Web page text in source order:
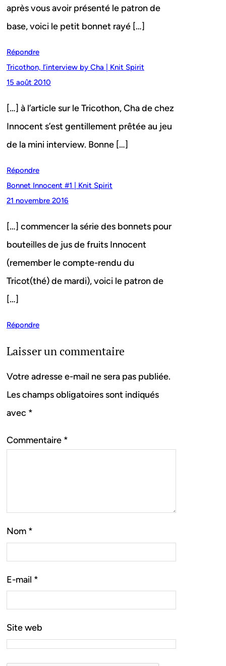
après vous avoir présenté le patron de
base, voici le petit bonnet rayé […]
Répondre
Tricothon, l’interview by Cha | Knit Spirit
15 août 2010
[…] à l’article sur le Tricothon, Cha de chez
Innocent s’est gentillement prêtée au jeu
de la mini interview. Bonne […]
Répondre
Bonnet Innocent #1 | Knit Spirit
21 novembre 2016
[…] commencer la série des bonnets pour
bouteilles de jus de fruits Innocent
(remember le compte-rendu du
Tricot(thé) de mardi), voici le patron de
[…]
Répondre
Laisser un commentaire
Votre adresse e-mail ne sera pas publiée.
Les champs obligatoires sont indiqués
avec *
Commentaire *
Nom *
E-mail *
Site web